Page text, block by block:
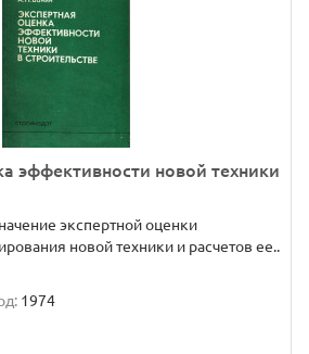
эффективности новой техники
экспертной оценки
новой техники и расчетов ее..
1974